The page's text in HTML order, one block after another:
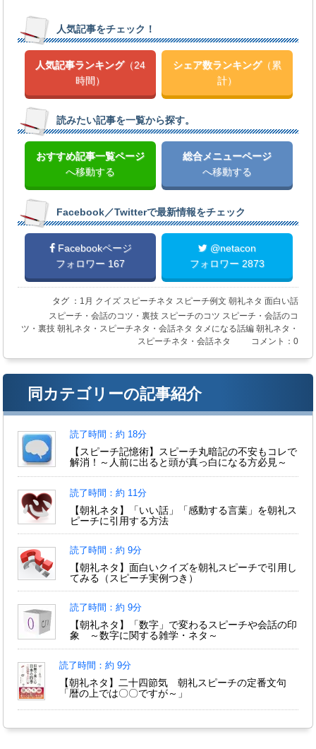
人気記事をチェック！
人気記事ランキング（24
時間）
シェア数ランキング（累
計）
読みたい記事を一覧から探す。
おすすめ記事一覧ページ
へ移動する
総合メニューページ
へ移動する
Facebook／Twitterで最新情報をチェック
Facebookページ
フォロワー 167
@netacon
フォロワー 2873
タグ ： 1月 クイズ スピーチネタ スピーチ例文 朝礼ネタ 面白い話
スピーチ・会話のコツ・裏技 スピーチのコツ スピーチ・会話のコ
ツ・裏技 朝礼ネタ・スピーチネタ・会話ネタ タメになる話編 朝礼ネタ・
スピーチネタ・会話ネタ
コメント：0
同カテゴリーの記事紹介
読了時間：約 18分
【スピーチ記憶術】スピーチ丸暗記の不安もコレで
解消！～人前に出ると頭が真っ白になる方必見～
読了時間：約 11分
【朝礼ネタ】「いい話」「感動する言葉」を朝礼ス
ピーチに引用する方法
読了時間：約 9分
【朝礼ネタ】面白いクイズを朝礼スピーチで引用し
てみる（スピーチ実例つき）
読了時間：約 9分
【朝礼ネタ】「数字」で変わるスピーチや会話の印
象 ～数字に関する雑学・ネタ～
読了時間：約 9分
【朝礼ネタ】二十四節気 朝礼スピーチの定番文句
「暦の上では〇〇ですが～」